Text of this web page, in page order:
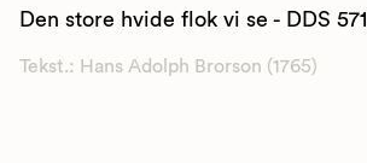
Den store hvide flok vi se - DDS 571
Tekst.: Hans Adolph Brorson (1765)